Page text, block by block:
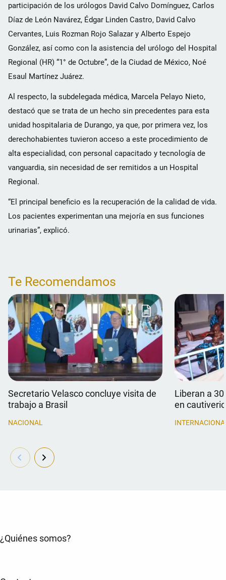
participación de los urólogos David Calvo Domínguez, Carlos
Díaz de León Navárez, Édgar Linden Castro, David Calvo
Cervantes, Luis Rozman Rojo Salazar y Alberto Espejo
González, así como con la asistencia del urólogo del Hospital
Regional (HR) “1° de Octubre”, de la Ciudad de México, Noé
Esaul Martínez Juárez.
Al respecto, la subdelegada médica, Marcela Pelayo Nieto,
destacó que se trata de un hecho sin precedentes para esta
unidad hospitalaria de Durango, ya que, por primera vez, los
derechohabientes tuvieron acceso a este procedimiento de
alta especialidad, con personal capacitado y tecnología de
vanguardia, sin necesidad de ser remitidos a un Hospital
Regional.
“El principal beneficio es la recuperación de la calidad de vida.
Los pacientes experimentan una mejoría en sus funciones
urinarias”, explicó.
Te Recomendamos
Secretario Velasco concluye visita de
trabajo a Brasil
NACIONAL
Liberan a
en
¿Quiénes somos?